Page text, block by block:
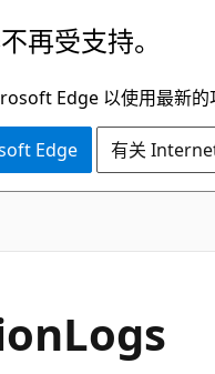
再受支持。
Edge 以使用最新的
Edge 有关